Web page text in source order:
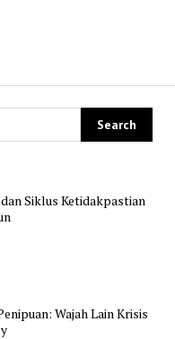
Siklus Ketidakpastian
Wajah Lain Krisis